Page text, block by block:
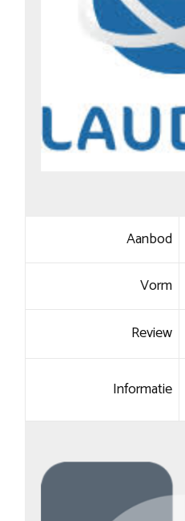
Aanbod
Vorm
Review
Informatie